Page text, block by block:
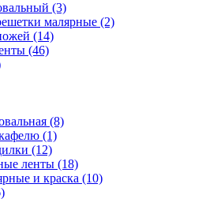
(3)
малярные (2)
(14)
(46)
(8)
(1)
(12)
ленты (18)
и краска (10)